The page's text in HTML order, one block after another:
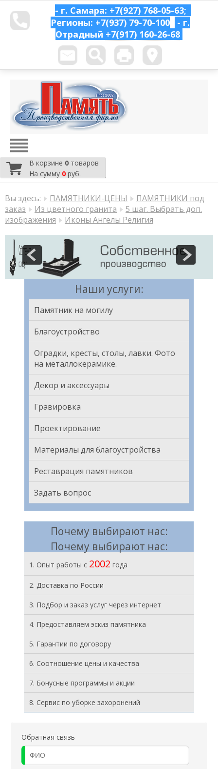
- г. Самара: +7(927) 768-05-63;
Регионы: +7(937) 79-70-100
- г.
Отрадный +7(917) 160-26-68
В корзине 0 товаров
На сумму 0 руб.
Вы здесь: ПАМЯТНИКИ-ЦЕНЫ
ПАМЯТНИКИ под
заказ
Из цветного гранита
5 шаг. Выбрать доп.
изображения
Иконы Ангелы Религия
Наши услуги:
Памятник на могилу
Благоустройство
Оградки, кресты, столы, лавки. Фото
на металлокерамике.
Декор и аксессуары
Гравировка
Проектирование
Материалы для благоустройства
Реставрация памятников
Задать вопрос
Почему выбирают нас:
Почему выбирают нас:
1. Опыт работы с 2002 года
2. Доставка по России
3. Подбор и заказ услуг через интернет
4. Предоставляем эскиз памятника
5. Гарантии по договору
6. Соотношение цены и качества
7. Бонусные программы и акции
8. Cервис по уборке захоронений
Обратная связь